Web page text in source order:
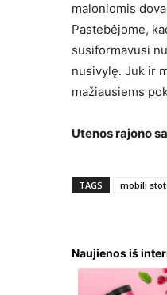
maloniomis
Pastebėjome,
susiformavusi
nusivylę. Juk ir
mažiausiems
Utenos rajono
TAGS mobili
Naujienos iš